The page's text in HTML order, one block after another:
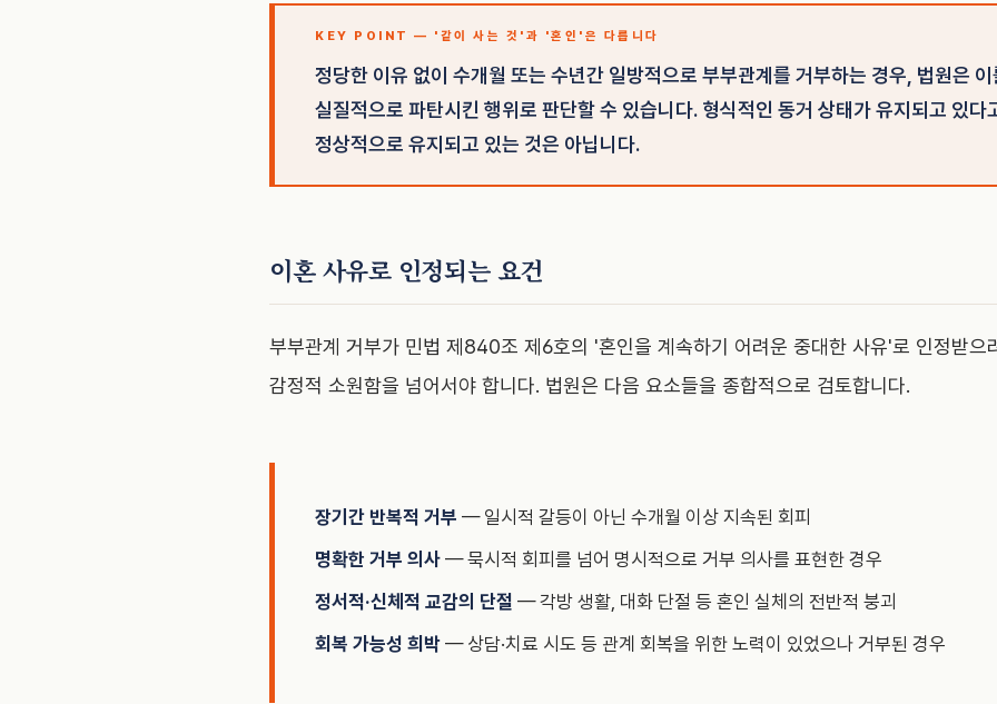
KEY POINT — '같이 사는 것'과 '혼인'은 다릅니다
정당한 이유 없이 수개월 또는 수년간 일방적으로 부부관계를 거부하는 경우, 법원은
실질적으로 파탄시킨 행위로 판단할 수 있습니다. 형식적인 동거 상태가 유지되고 있다
정상적으로 유지되고 있는 것은 아닙니다.
이혼 사유로 인정되는 요건
부부관계 거부가 민법 제840조 제6호의 '혼인을 계속하기 어려운 중대한 사유'로 인정받으
감정적 소원함을 넘어서야 합니다. 법원은 다음 요소들을 종합적으로 검토합니다.
장기간 반복적 거부 — 일시적 갈등이 아닌 수개월 이상 지속된 회피
명확한 거부 의사 — 묵시적 회피를 넘어 명시적으로 거부 의사를 표현한 경우
정서적·신체적 교감의 단절 — 각방 생활, 대화 단절 등 혼인 실체의 전반적 붕괴
회복 가능성 희박 — 상담·치료 시도 등 관계 회복을 위한 노력이 있었으나 거부된 경우